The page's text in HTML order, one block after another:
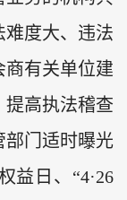
难度大、违法
有关单位建
提高执法稽查
部门适时曝光
益日、“4·26